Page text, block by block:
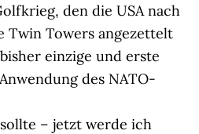
den die USA nach
Twin Towers angezettelt
einzige und erste
des NATO-
– jetzt werde ich